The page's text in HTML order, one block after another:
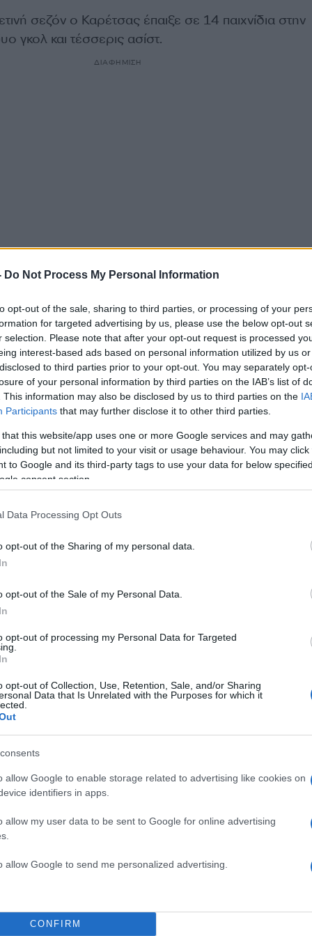
Do Not Process My Personal Information
opt-out of the sale, sharing to third parties, or processing of your
for targeted advertising by us, please use the below opt-out
selection. Please note that after your opt-out request is processed
interest-based ads based on personal information utilized by us
to third parties prior to your opt-out. You may separately
of your personal information by third parties on the IAB’s list of
This information may also be disclosed by us to third parties on the
Participants that may further disclose it to other third parties.
that this website/app uses one or more Google services and may
but not limited to your visit or usage behaviour. You may
to Google and its third-party tags to use your data for below
consent section.
Data Processing Opt Outs
opt-out of the Sharing of my personal data.
opt-out of the Sale of my Personal Data.
opt-out of processing my Personal Data for Targeted
opt-out of Collection, Use, Retention, Sale, and/or Sharing
Data that Is Unrelated with the Purposes for which it
allow Google to enable storage related to advertising like cookies on
identifiers in apps.
allow my user data to be sent to Google for online advertising
allow Google to send me personalized advertising.
CONFIRM
σεζόν ο Καρέτσας έπαιξε σε 14 παιχνίδια στην
γκολ και τέσσερις ασίστ.
ΔΙΑΦΗΜΙΣΗ
Σχολίασε εδώ
50
Υποβολή σχολίου
από reCAPTCHA, ισχύουν
το Νewsit.gr στοGoogle Newsκαι ενημερωθείτε
όλη την ειδησεογραφία και τατελευταία νέατης
η πλατφόρμα –
του Κιθαιρώνα –
40άρια - Πολύ
Λέσβο και Χίο
Μητσοτάκης
διασύνδεση
εμπιστοσύνης»
Το τελευταίο
φτιαγμένος
είπε ο
Νέες απώλειες